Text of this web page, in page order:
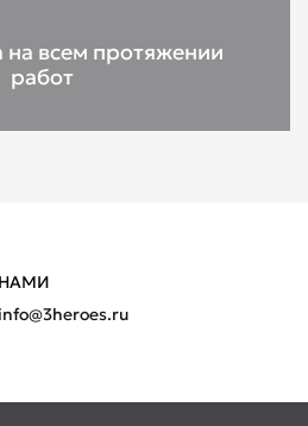
на всем протяжении
работ
info@3heroes.ru